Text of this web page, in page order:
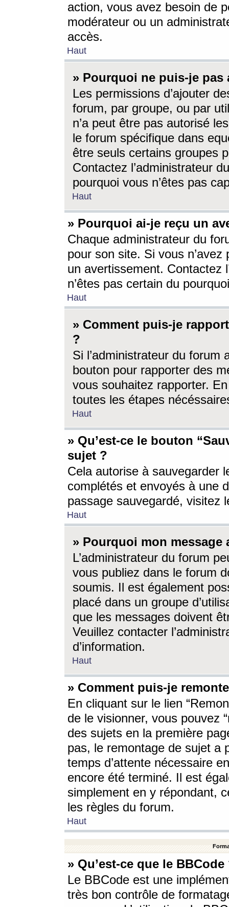
action, vous avez besoin de
modérateur ou un
accès.
Haut
» Pourquoi ne puis-je
Les permissions d’ajouter
forum, par groupe, ou par
n’a peut être pas autorisé
le forum spécifique dans
être seuls certains groupes
Contactez l’administrateur
pourquoi vous n’êtes pas
Haut
» Pourquoi ai-je reçu un
Chaque administrateur du
pour son site. Si vous
un avertissement. Contactez
n’êtes pas certain du
Haut
» Comment puis-je
?
Si l’administrateur du forum
bouton pour rapporter des
vous souhaitez rapporter.
toutes les étapes
Haut
» Qu’est-ce le bouton
sujet ?
Cela autorise à sauvegarder
complétés et envoyés à une
passage sauvegardé, visitez
Haut
» Pourquoi mon message
L’administrateur du forum
vous publiez dans le forum
soumis. Il est également
placé dans un groupe
que les messages doivent
Veuillez contacter
d’information.
Haut
» Comment puis-je
En cliquant sur le lien
de le visionner, vous pouvez
des sujets en la première
pas, le remontage de sujet a
temps d’attente nécessaire
encore été terminé. Il est
simplement en y répondant,
les règles du forum.
Haut
» Qu’est-ce que le BBCode
Le BBCode est une
très bon contrôle de